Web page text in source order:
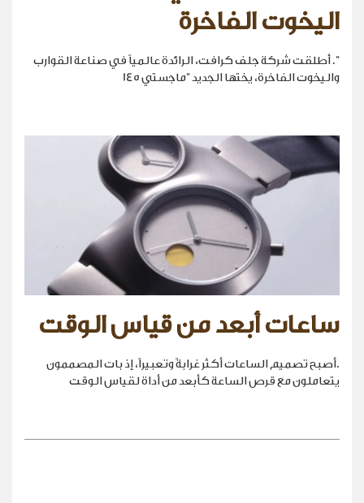
اليخوت الفاخرة
". أطلقت شركة جلف كرافت، الرائدة عالمياً في صناعة القوارب
واليخوت الفاخرة، يختها الجديد "ماجستي 145
ساعات أبعد من قياس الوقت
.أصبح تصميم الساعات أكثر غرابةً وتعبيراً، إذ بات المصممون
يتعاملون مع قرص الساعة كأبعد من أداة لقياس الوقت